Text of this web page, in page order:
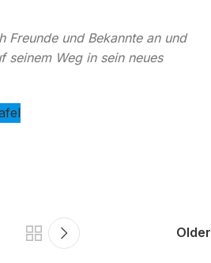
Freunde und Bekannte an und
seinem Weg in sein neues
Older